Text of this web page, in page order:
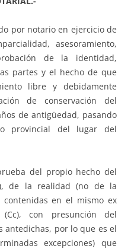
por notario en ejercicio de
asesoramiento,
de la identidad,
partes y el hecho de que
libre y debidamente
de conservación del
de antigüedad, pasando
provincial del lugar del
del propio hecho del
de la realidad (no de la
contenidas en el mismo ex
con presunción del
antedichas, por lo que es el
excepciones) que